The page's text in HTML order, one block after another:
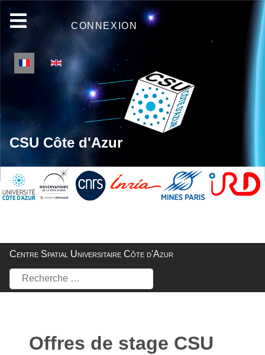
CONNEXION
Sélectionnez votre langue
CSU Côte d'Azur
Centre Spatial Universitaire Côte d'Azur
Rechercher
Offres de stage CSU